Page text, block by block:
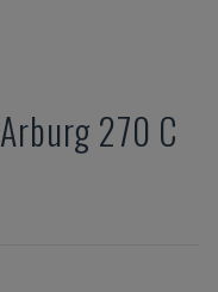
Arburg270 C